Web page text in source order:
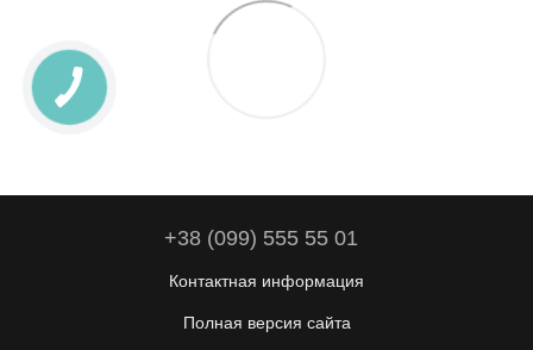
+38 (099) 555 55 01
Контактная информация
Полная версия сайта